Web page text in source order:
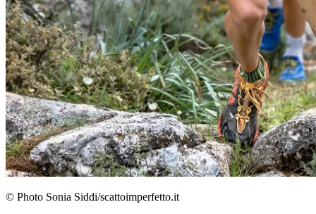
© Photo Sonia Siddi/scattoimperfetto.it